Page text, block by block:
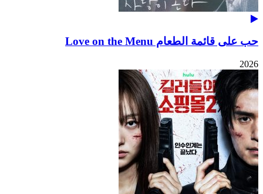
حب على قائمة الطعام Love on the Menu
2026